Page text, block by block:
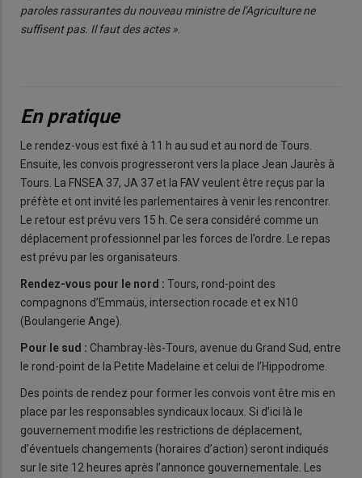
paroles rassurantes du nouveau ministre de l’Agriculture ne
suffisent pas. Il faut des actes ».
En pratique
Le rendez-vous est fixé à 11 h au sud et au nord de Tours.
Ensuite, les convois progresseront vers la place Jean Jaurès à
Tours. La FNSEA 37, JA 37 et la FAV veulent être reçus par la
préfète et ont invité les parlementaires à venir les rencontrer.
Le retour est prévu vers 15 h. Ce sera considéré comme un
déplacement professionnel par les forces de l’ordre. Le repas
est prévu par les organisateurs.
Rendez-vous pour le nord : Tours, rond-point des
compagnons d’Emmaüs, intersection rocade et ex N10
(Boulangerie Ange).
Pour le sud : Chambray-lès-Tours, avenue du Grand Sud, entre
le rond-point de la Petite Madelaine et celui de l’Hippodrome.
Des points de rendez pour former les convois vont être mis en
place par les responsables syndicaux locaux. Si d’ici là le
gouvernement modifie les restrictions de déplacement,
d’éventuels changements (horaires d’action) seront indiqués
sur le site 12 heures après l’annonce gouvernementale. Les